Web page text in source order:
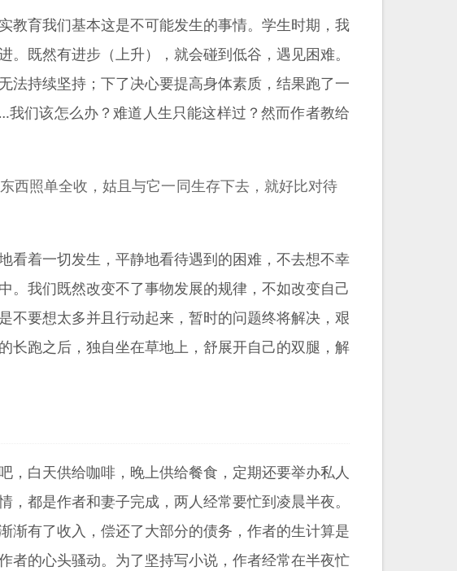
教育我们基本这是不可能发生的事情。学生时期，我
既然有进步（上升），就会碰到低谷，遇见困难。
法持续坚持；下了决心要提高身体素质，结果跑了一
们该怎么办？难道人生只能这样过？然而作者教给
西照单全收，姑且与它一同生存下去，就好比对待
看着一切发生，平静地看待遇到的困难，不去想不幸
。我们既然改变不了事物发展的规律，不如改变自己
不要想太多并且行动起来，暂时的问题终将解决，艰
长跑之后，独自坐在草地上，舒展开自己的双腿，解
，白天供给咖啡，晚上供给餐食，定期还要举办私人
都是作者和妻子完成，两人经常要忙到凌晨半夜。
渐有了收入，偿还了大部分的债务，作者的生计算是
者的心头骚动。为了坚持写小说，作者经常在半夜忙